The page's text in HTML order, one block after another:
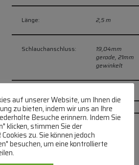
Länge: 2,5 m
Schlauchanschluss:
19,04mm
gerade, 21mm
gewinkelt
auf unserer Website, um Ihnen die
zu bieten, indem wir uns an Ihre
Besuche erinnern. Indem Sie
klicken, stimmen Sie der
zu. Sie können jedoch
besuchen, um eine kontrollierte